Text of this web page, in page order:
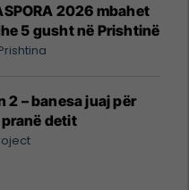
2026 mbahet
5 gusht në Prishtinë
2 – banesa juaj për
detit